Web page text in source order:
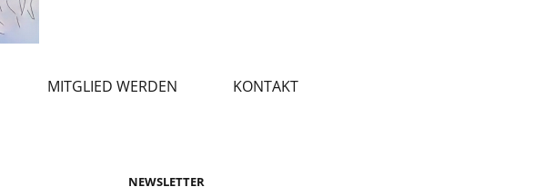
MITGLIED WERDEN KONTAKT
NEWSLETTER